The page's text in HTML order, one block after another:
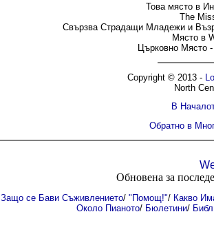
Това място в
The
Свързва Страдащи Младежи и
Място в
Църковно Място -
Copyright © 2013 -
North
В
Обратно в
Обновена за
Защо се Бави Съживлението/ "Помощ!"/ Какво
Около Пианото/ Бюлетини/